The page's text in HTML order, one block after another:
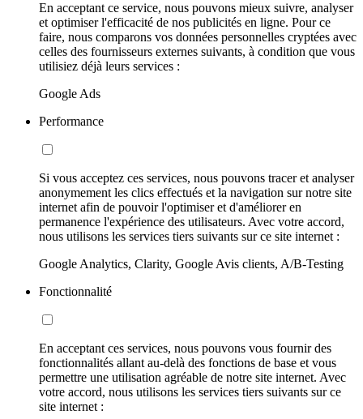
En acceptant ce service, nous pouvons mieux suivre, analyser
et optimiser l'efficacité de nos publicités en ligne. Pour ce
faire, nous comparons vos données personnelles cryptées avec
celles des fournisseurs externes suivants, à condition que vous
utilisiez déjà leurs services :
Google Ads
Performance
Si vous acceptez ces services, nous pouvons tracer et analyser
anonymement les clics effectués et la navigation sur notre site
internet afin de pouvoir l'optimiser et d'améliorer en
permanence l'expérience des utilisateurs. Avec votre accord,
nous utilisons les services tiers suivants sur ce site internet :
Google Analytics, Clarity, Google Avis clients, A/B-Testing
Fonctionnalité
En acceptant ces services, nous pouvons vous fournir des
fonctionnalités allant au-delà des fonctions de base et vous
permettre une utilisation agréable de notre site internet. Avec
votre accord, nous utilisons les services tiers suivants sur ce
site internet :